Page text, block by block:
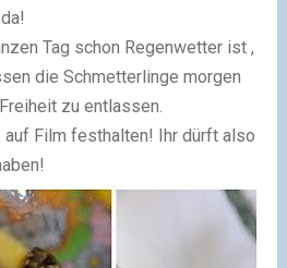
Tag schon Regenwetter ist ,
die Schmetterlinge morgen
zu entlassen.
Film festhalten! Ihr dürft also